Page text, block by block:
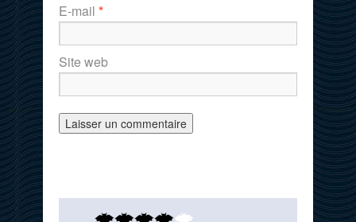
E-mail *
Site web